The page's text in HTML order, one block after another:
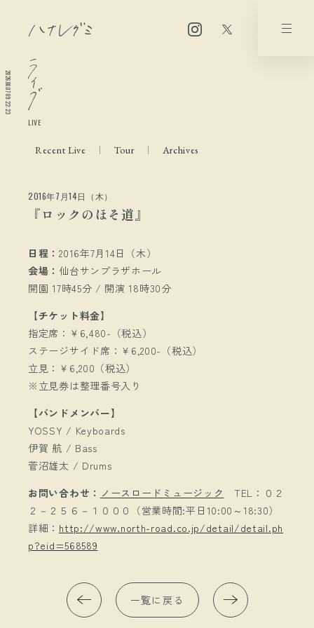
2026.08.07 09:22:23
LIVE
Recent Live Tour Archives
2016年7月14日（木）
『ロックのほそ道』
日程：2016年7月14日（木）
会場： 仙台サンプラザホール
開園 17時45分 / 開演 18時30分
【チケット料金】
指定席：￥6,480-（税込）
ステージサイド席：￥6,200-（税込）
立見：￥6,200（税込）
※立見券は整理番号入り
【バンドメンバー】
YOSSY / Keyboards
伊賀 航 / Bass
菅沼雄太 / Drums
お問い合わせ： ノースロードミュージック
TEL：０２
２－２５６－１０００（営業時間:平日10:00～18:30）
詳細： http://www.north-road.co.jp/detail/detail.ph
p?eid=568589
一覧に戻る